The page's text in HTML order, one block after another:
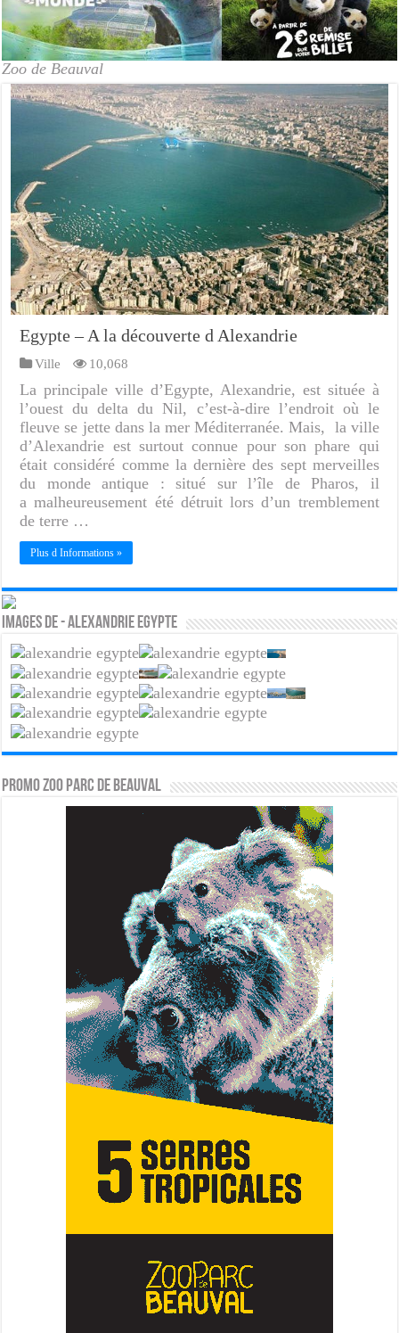
Zoo de Beauval
Egypte – A la découverte d Alexandrie
Ville 10,068
La principale ville d’Egypte, Alexandrie, est située à
l’ouest du delta du Nil, c’est-à-dire l’endroit où le
fleuve se jette dans la mer Méditerranée. Mais, la ville
d’Alexandrie est surtout connue pour son phare qui
était considéré comme la dernière des sept merveilles
du monde antique : situé sur l’île de Pharos, il
a malheureusement été détruit lors d’un tremblement
de terre …
Plus d Informations »
Images de - Alexandrie Egypte
PROMO ZOO PARC DE BEAUVAL